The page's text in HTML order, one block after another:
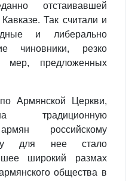
отстаивавшей
Так считали и
и либерально
чиновники, резко
мер, предложенных
Армянской Церкви,
традиционную
российскому
для нее стало
широкий размах
общества в